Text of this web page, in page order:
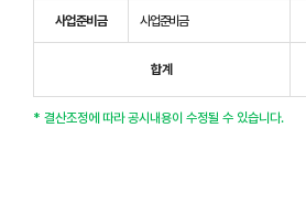
사업준비금 사업준비금
합계
* 결산조정에 따라 공시내용이 수정될 수 있습니다.